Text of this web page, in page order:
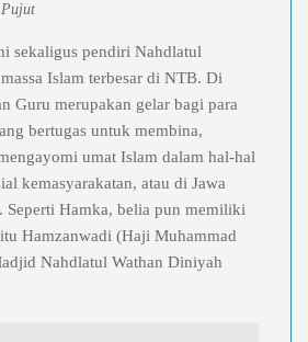
sekaligus pendiri Nahdlatul
Islam terbesar di NTB. Di
Guru merupakan gelar bagi para
bertugas untuk membina,
umat Islam dalam hal-hal
kemasyarakatan, atau di Jawa
Seperti Hamka, belia pun memiliki
Hamzanwadi (Haji Muhammad
Nahdlatul Wathan Diniyah